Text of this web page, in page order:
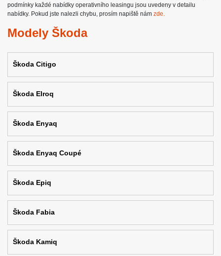
podmínky každé nabídky operativního leasingu jsou uvedeny v detailu
nabídky. Pokud jste nalezli chybu, prosím napiště nám zde.
Modely Škoda
Škoda Citigo
Škoda Elroq
Škoda Enyaq
Škoda Enyaq Coupé
Škoda Epiq
Škoda Fabia
Škoda Kamiq